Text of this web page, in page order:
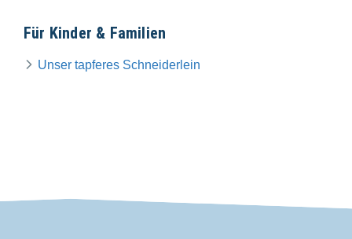
Für Kinder & Familien
Unser tapferes Schneiderlein